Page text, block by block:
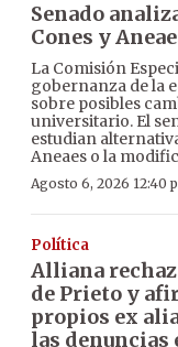
Senado
Cones y
La Comisión
gobernanza de la
sobre posibles
universitario. El
estudian
Aneaes o la
Agosto 6, 2026 12:40
Política
Alliana
de Prieto y
propios ex
las denuncias